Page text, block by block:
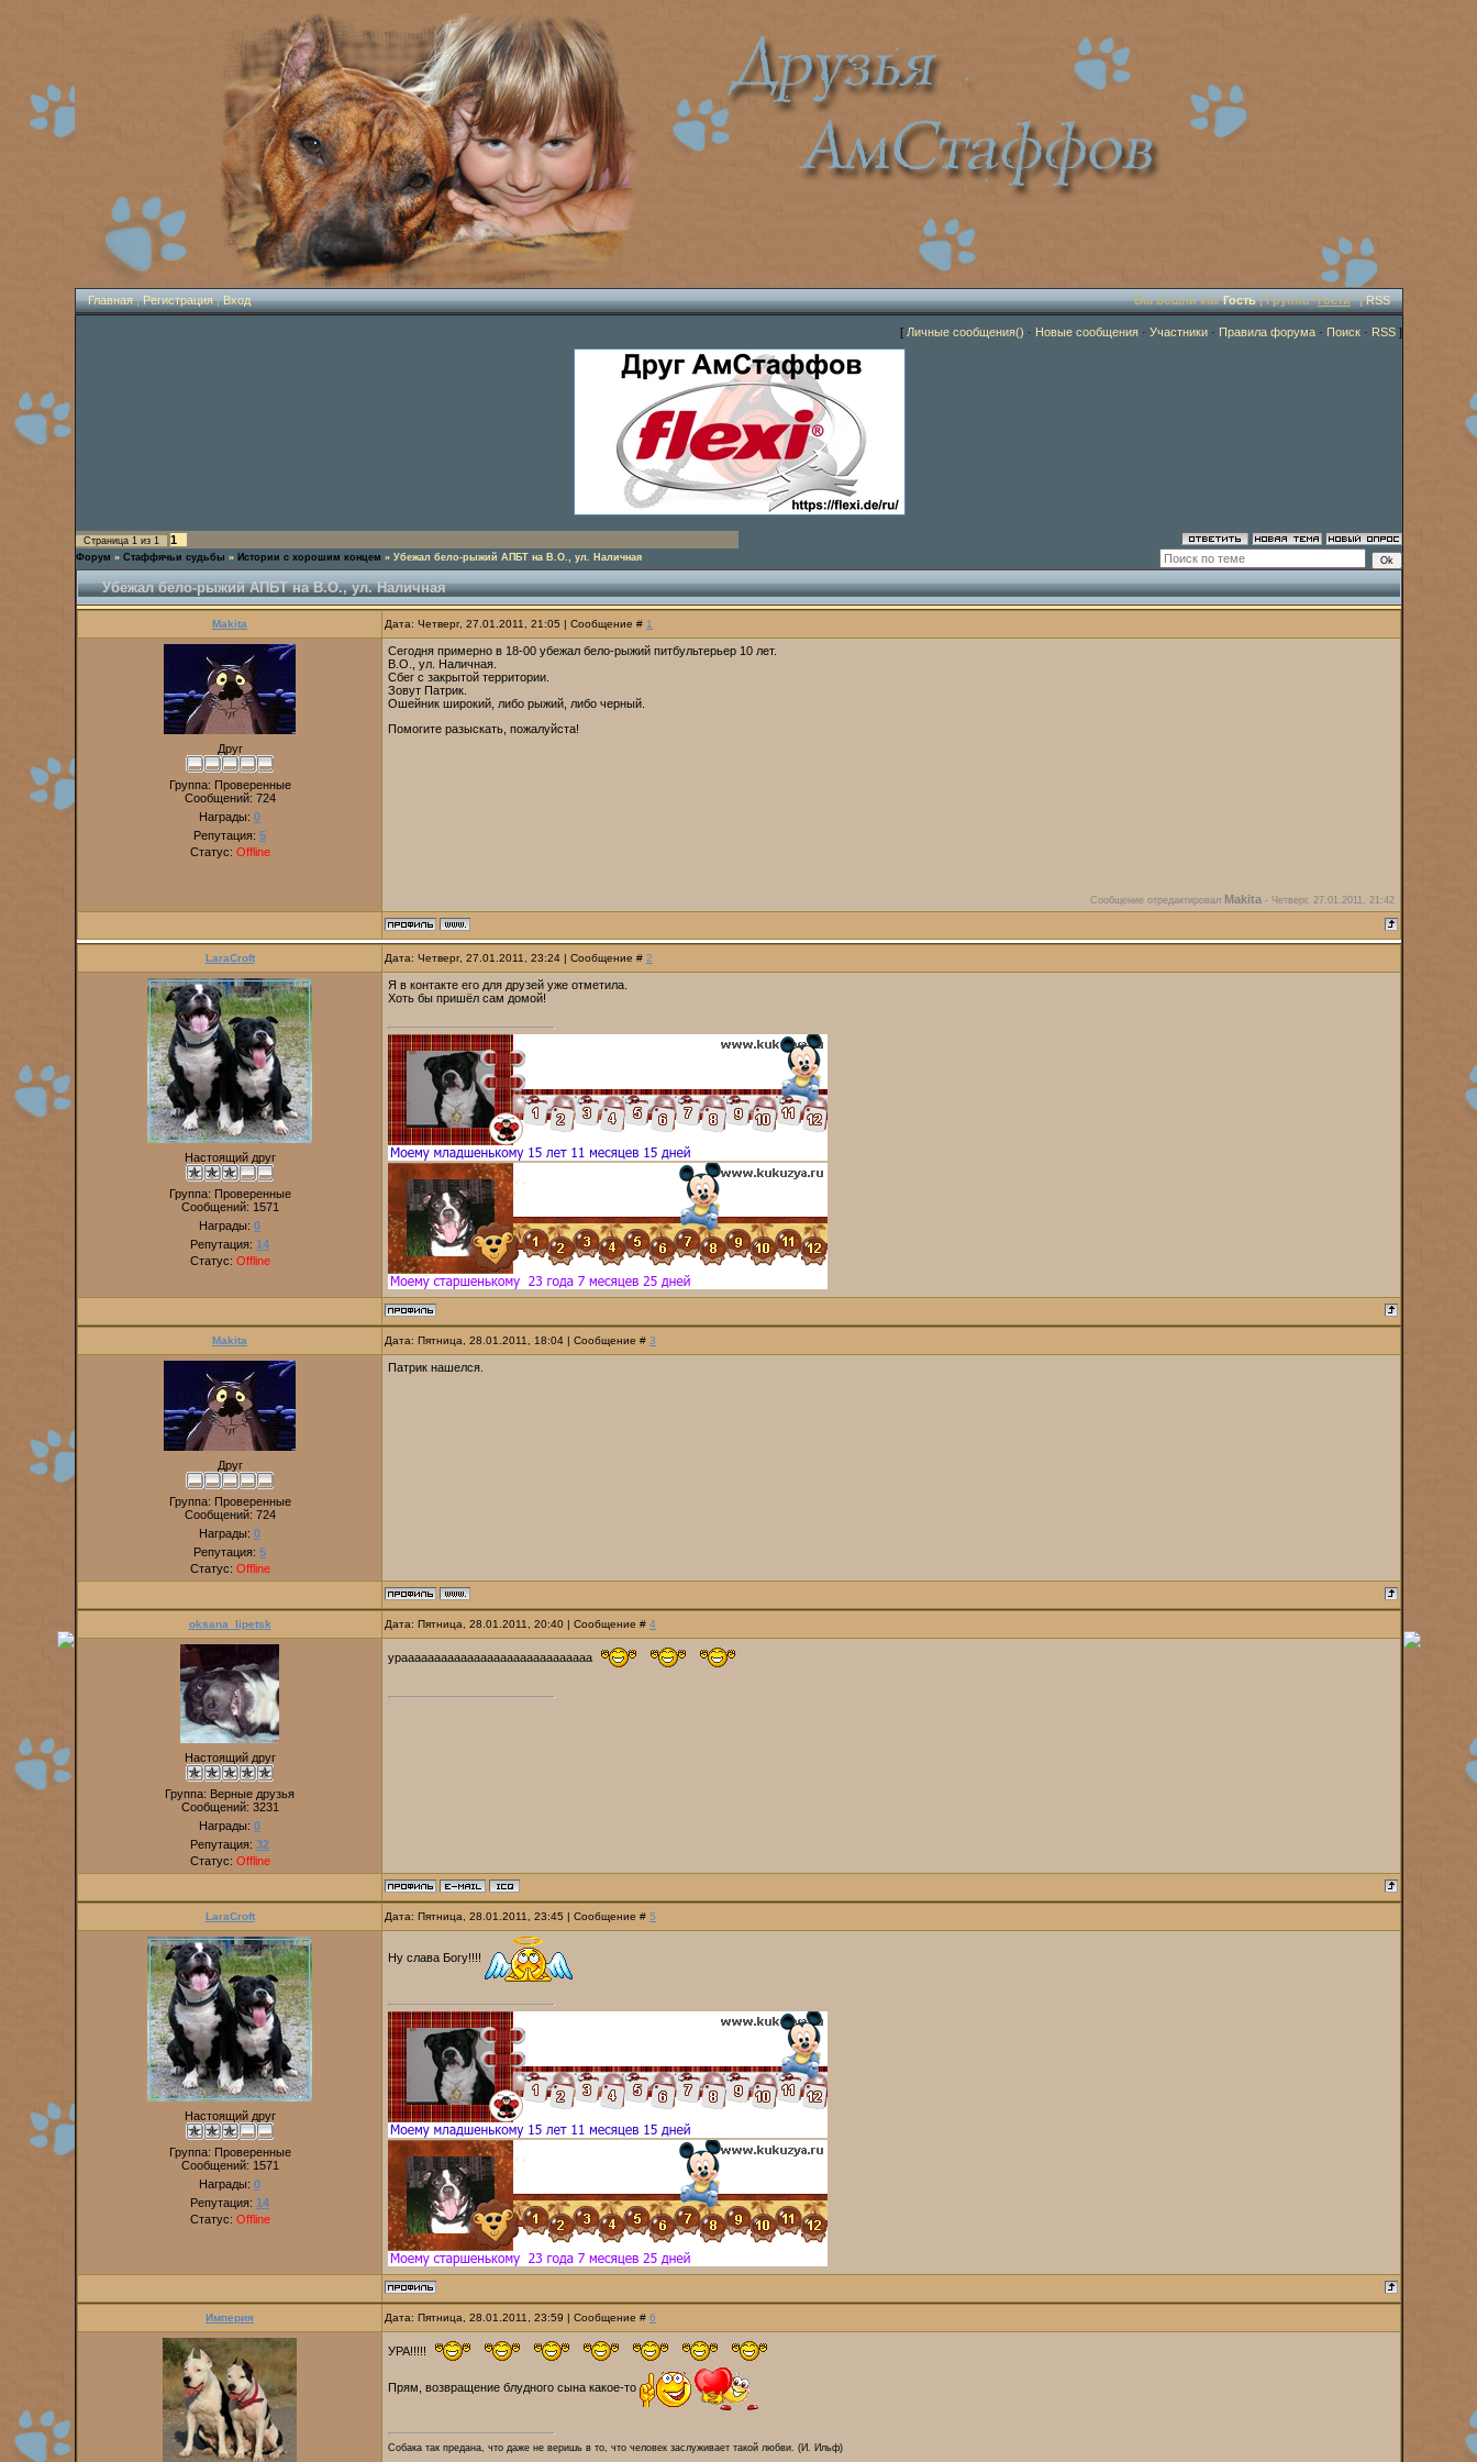
Главная|Регистрация|Вход Вы вошли какГость| Группа "Гости" |RSS
[ Личные сообщения() · Новые сообщения · Участники · Правила форума · Поиск · RSS ]
Страница 1 из 1 1
Форум » Стаффячьи судьбы » Истории с хорошим концем » Убежал бело-рыжий АПБТ на В.О., ул. Наличная
Убежал бело-рыжий АПБТ на В.О., ул. Наличная
Makita Дата: Четверг, 27.01.2011, 21:05 | Сообщение # 1
Друг
Группа: Проверенные
Сообщений: 724
Награды: 0
Репутация: 5
Статус: Offline
Сегодня примерно в 18-00 убежал бело-рыжий питбультерьер 10 лет.
В.О., ул. Наличная.
Сбег с закрытой территории.
Зовут Патрик.
Ошейник широкий, либо рыжий, либо черный.
Помогите разыскать, пожалуйста!
Сообщение отредактировал Makita - Четверг, 27.01.2011, 21:42
LaraCroft Дата: Четверг, 27.01.2011, 23:24 | Сообщение # 2
Настоящий друг
Группа: Проверенные
Сообщений: 1571
Награды: 0
Репутация: 14
Статус: Offline
Я в контакте его для друзей уже отметила.
Хоть бы пришёл сам домой!
Makita Дата: Пятница, 28.01.2011, 18:04 | Сообщение # 3
Друг
Группа: Проверенные
Сообщений: 724
Награды: 0
Репутация: 5
Статус: Offline
Патрик нашелся.
oksana_lipetsk Дата: Пятница, 28.01.2011, 20:40 | Сообщение # 4
Настоящий друг
Группа: Верные друзья
Сообщений: 3231
Награды: 0
Репутация: 32
Статус: Offline
урааааааааааааааааааааааааааааа
LaraCroft Дата: Пятница, 28.01.2011, 23:45 | Сообщение # 5
Настоящий друг
Группа: Проверенные
Сообщений: 1571
Награды: 0
Репутация: 14
Статус: Offline
Ну слава Богу!!!!
Империя Дата: Пятница, 28.01.2011, 23:59 | Сообщение # 6
УРА!!!!!
Прям, возвращение блудного сына какое-то
Собака так предана, что даже не веришь в то, что человек заслуживает такой любви. (И. Ильф)